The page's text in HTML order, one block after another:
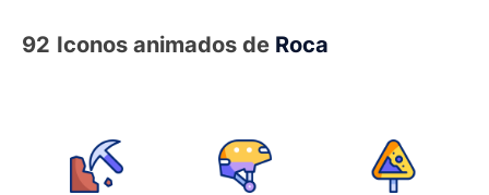
92 Iconos animados de Roca